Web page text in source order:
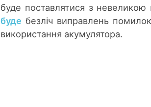
буде поставлятися з невеликою
буде безліч виправлень
використання акумулятора.